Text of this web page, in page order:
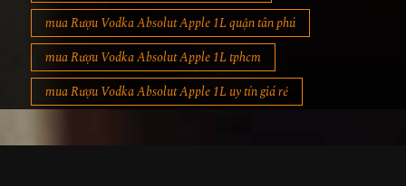
mua Rượu Vodka Absolut Apple 1L quận tân phú
mua Rượu Vodka Absolut Apple 1L tphcm
mua Rượu Vodka Absolut Apple 1L uy tín giá rẻ